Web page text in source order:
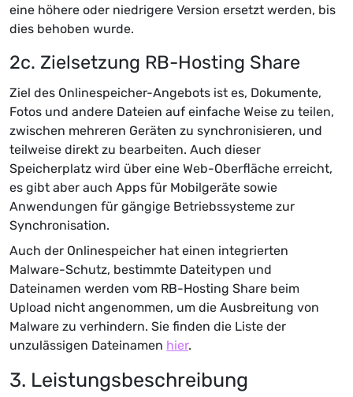
eine höhere oder niedrigere Version ersetzt werden, bis
dies behoben wurde.
2c. Zielsetzung RB-Hosting Share
Ziel des Onlinespeicher-Angebots ist es, Dokumente,
Fotos und andere Dateien auf einfache Weise zu teilen,
zwischen mehreren Geräten zu synchronisieren, und
teilweise direkt zu bearbeiten. Auch dieser
Speicherplatz wird über eine Web-Oberfläche erreicht,
es gibt aber auch Apps für Mobilgeräte sowie
Anwendungen für gängige Betriebssysteme zur
Synchronisation.
Auch der Onlinespeicher hat einen integrierten
Malware-Schutz, bestimmte Dateitypen und
Dateinamen werden vom RB-Hosting Share beim
Upload nicht angenommen, um die Ausbreitung von
Malware zu verhindern. Sie finden die Liste der
unzulässigen Dateinamen hier.
3. Leistungsbeschreibung